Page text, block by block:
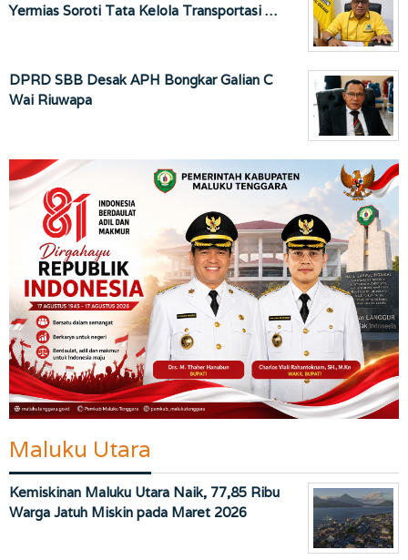
Yermias Soroti Tata Kelola Transportasi …
DPRD SBB Desak APH Bongkar Galian C
Wai Riuwapa
Maluku Utara
Kemiskinan Maluku Utara Naik, 77,85 Ribu
Warga Jatuh Miskin pada Maret 2026